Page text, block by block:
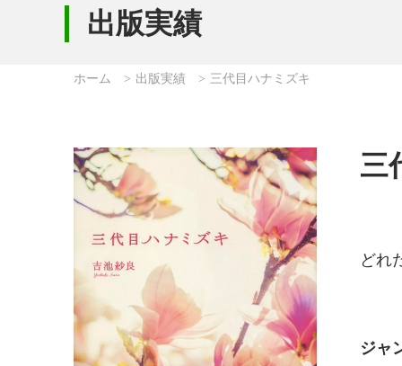
出版実績
ホーム 出版実績 三代目ハナミズキ
三
どれ
ジャ